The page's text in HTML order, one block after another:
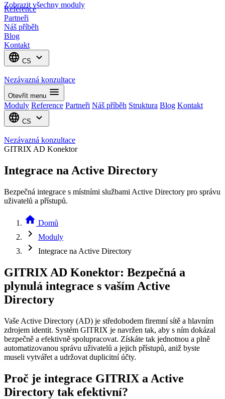
Zobrazit všechny moduly
Reference
Partneři
Náš příběh
Blog
Kontakt
language CS expand_more
Nezávazná konzultace
Otevřít menu menu
Moduly Reference Partneři Náš příběh Struktura Blog Kontakt
language CS expand_more
Nezávazná konzultace
GITRIX AD Konektor
Integrace na Active Directory
Bezpečná integrace s místními službami Active Directory pro správu
uživatelů a přístupů.
home Domů
chevron_right Moduly
chevron_right Integrace na Active Directory
GITRIX AD Konektor: Bezpečná a
plynulá integrace s vaším Active
Directory
Vaše Active Directory (AD) je středobodem firemní sítě a hlavním
zdrojem identit. Systém GITRIX je navržen tak, aby s ním dokázal
bezpečně a efektivně spolupracovat. Získáte tak jednotnou a plně
automatizovanou správu uživatelů a jejich přístupů, aniž byste
museli vytvářet a udržovat duplicitní účty.
Proč je integrace GITRIX a Active
Directory tak efektivní?